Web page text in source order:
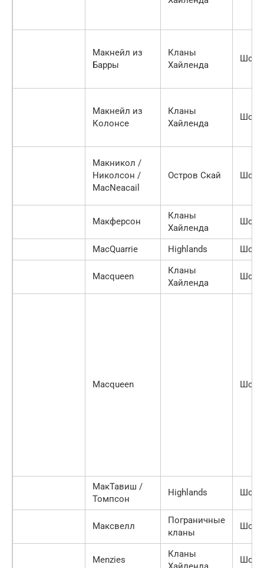
Макнейл из
Барры
Кланы
Хайленда
Макнейл из
Колонсе
Кланы
Хайленда
Макникол /
Николсон /
MacNeacail
Остров Скай
Макферсон
Кланы
Хайленда
MacQuarrie Highlands
Macqueen
Кланы
Хайленда
Macqueen
МакТавиш /
Томпсон
Highlands
Максвелл
Пограничные
кланы
Menzies
Кланы